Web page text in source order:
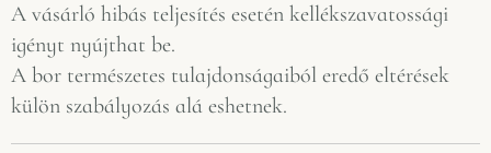
A vásárló hibás teljesítés esetén kellékszavatossági
igényt nyújthat be.
A bor természetes tulajdonságaiból eredő eltérések
külön szabályozás alá eshetnek.